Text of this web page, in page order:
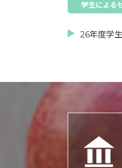
学生による
26年度学